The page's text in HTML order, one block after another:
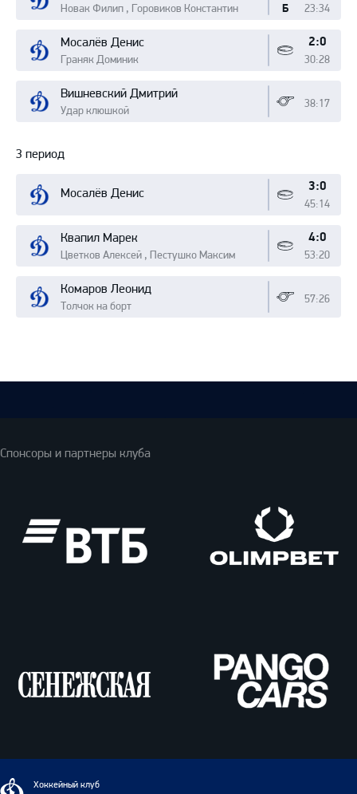
Новак Филип , Горовиков Константин 23:34
Б
Мосалёв Денис
Граняк Доминик
2:0
30:28
Вишневский Дмитрий
Удар клюшкой
38:17
3 период
Мосалёв Денис 3:0
45:14
Квапил Марек
Цветков Алексей , Пестушко Максим
4:0
53:20
Комаров Леонид
Толчок на борт
57:26
Спонсоры и партнеры клуба
Cars
ДинамоХоккейный клуб